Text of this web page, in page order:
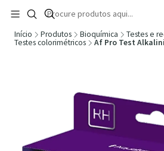
🚚 Portugal Continental: Portes Grátis desde
Ler mais
Início Produtos Bioquímica
Testes e
Testes colorimétricos
Af Pro Test